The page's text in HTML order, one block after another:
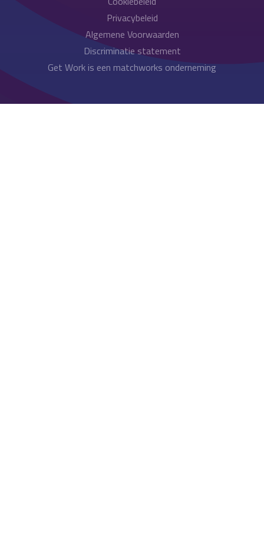
Privacybeleid
Algemene Voorwaarden
Discriminatie statement
Get Work is een matchworks onderneming